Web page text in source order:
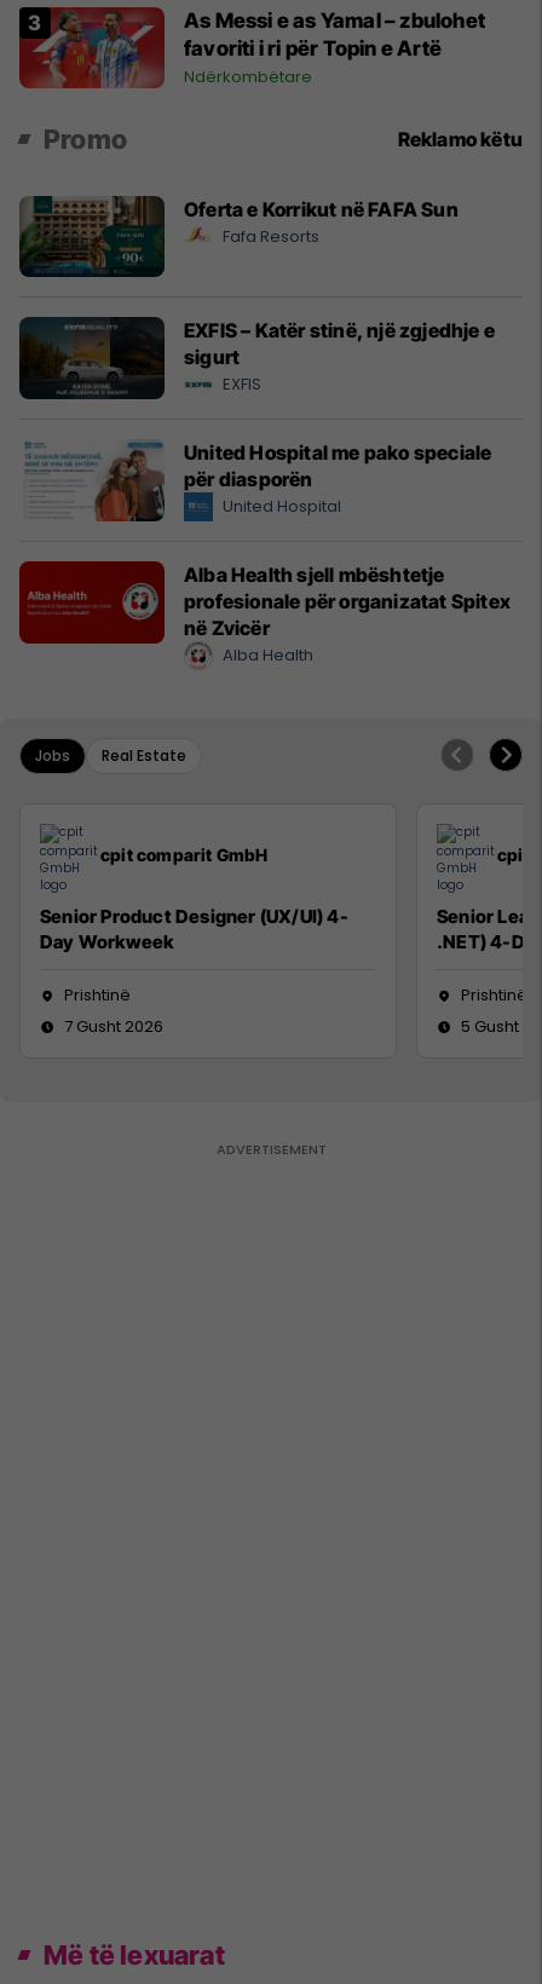
As Messi e as Yamal – zbulohet
favoriti i ri për Topin e Artë
Ndërkombëtare
Promo Reklamo këtu
Oferta e Korrikut në FAFA Sun
Fafa Resorts
EXFIS – Katër stinë, një zgjedhje e
sigurt
EXFIS
United Hospital me pako speciale
për diasporën
United Hospital
Alba Health sjell mbështetje
profesionale për organizatat Spitex
në Zvicër
Alba Health
Jobs Real Estate
cpit comparit GmbH
Senior Product Designer (UX/UI) 4-
Day Workweek
Prishtinë
7 Gusht 2026
cpit
Senior
.NET) 4-
Prishtinë
5 Gusht
Më të lexuarat